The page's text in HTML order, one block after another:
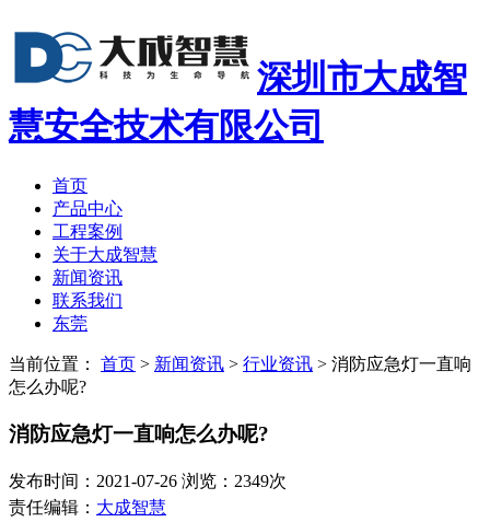
深圳市大成智
慧安全技术有限公司
首页
产品中心
工程案例
关于大成智慧
新闻资讯
联系我们
东莞
当前位置： 首页 > 新闻资讯 > 行业资讯 > 消防应急灯一直响
怎么办呢?
消防应急灯一直响怎么办呢?
发布时间：2021-07-26 浏览：2349次
责任编辑： 大成智慧